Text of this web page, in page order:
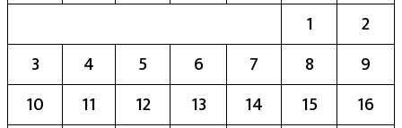
1
2
3
4 5 6 7 8
9
10
11 12 13 14 15
16